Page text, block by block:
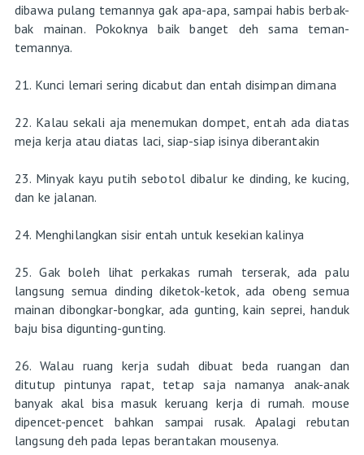
dibawa pulang temannya gak apa-apa, sampai habis berbak-
bak mainan. Pokoknya baik banget deh sama teman-
temannya.
21. Kunci lemari sering dicabut dan entah disimpan dimana
22. Kalau sekali aja menemukan dompet, entah ada diatas
meja kerja atau diatas laci, siap-siap isinya diberantakin
23. Minyak kayu putih sebotol dibalur ke dinding, ke kucing,
dan ke jalanan.
24. Menghilangkan sisir entah untuk kesekian kalinya
25. Gak boleh lihat perkakas rumah terserak, ada palu
langsung semua dinding diketok-ketok, ada obeng semua
mainan dibongkar-bongkar, ada gunting, kain seprei, handuk
baju bisa digunting-gunting.
26. Walau ruang kerja sudah dibuat beda ruangan dan
ditutup pintunya rapat, tetap saja namanya anak-anak
banyak akal bisa masuk keruang kerja di rumah. mouse
dipencet-pencet bahkan sampai rusak. Apalagi rebutan
langsung deh pada lepas berantakan mousenya.